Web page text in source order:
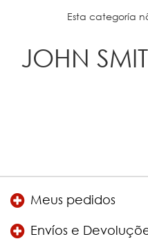
Esta categoría
JOHN
Meus pedidos
Envíos e